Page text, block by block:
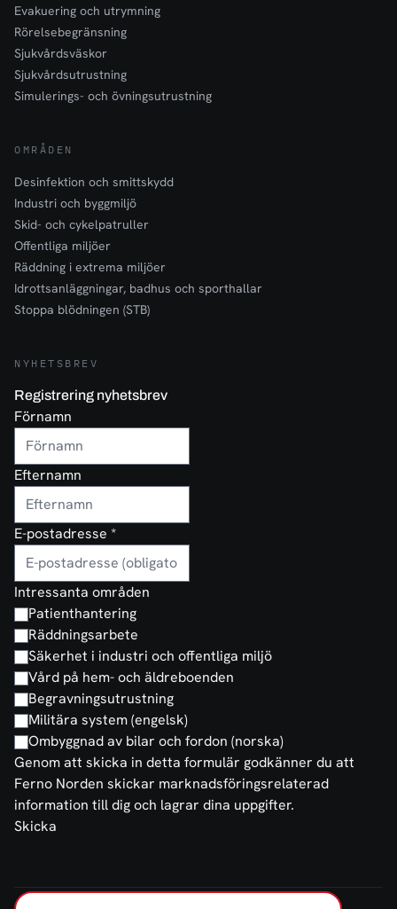
Evakuering och utrymning
Rörelsebegränsning
Sjukvårdsväskor
Sjukvårdsutrustning
Simulerings- och övningsutrustning
OMRÅDEN
Desinfektion och smittskydd
Industri och byggmiljö
Skid- och cykelpatruller
Offentliga miljöer
Räddning i extrema miljöer
Idrottsanläggningar, badhus och sporthallar
Stoppa blödningen (STB)
NYHETSBREV
Registrering nyhetsbrev
Förnamn
Efternamn
E-postadresse *
Intressanta områden
Patienthantering
Räddningsarbete
Säkerhet i industri och offentliga miljö
Vård på hem- och äldreboenden
Begravningsutrustning
Militära system (engelsk)
Ombyggnad av bilar och fordon (norska)
Genom att skicka in detta formulär godkänner du att
Ferno Norden skickar marknadsföringsrelaterad
information till dig och lagrar dina uppgifter.
Skicka